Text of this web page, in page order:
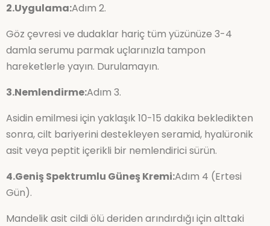
2.Uygulama:Adım 2.
Göz çevresi ve dudaklar hariç tüm yüzünüze 3-4
damla serumu parmak uçlarınızla tampon
hareketlerle yayın. Durulamayın.
3.Nemlendirme:Adım 3.
Asidin emilmesi için yaklaşık 10-15 dakika bekledikten
sonra, cilt bariyerini destekleyen seramid, hyalüronik
asit veya peptit içerikli bir nemlendirici sürün.
4.Geniş Spektrumlu Güneş Kremi:Adım 4 (Ertesi
Gün).
Mandelik asit cildi ölü deriden arındırdığı için alttaki